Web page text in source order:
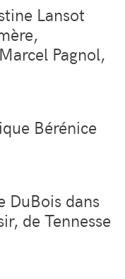
Lansot
Pagnol,
Bérénice
DuBois dans
, de Tennesse